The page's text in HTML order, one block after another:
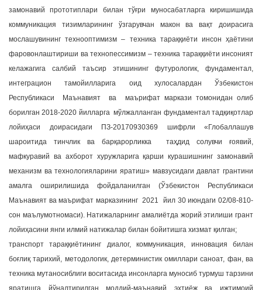
замонавий прототиплари билан тўғри муносабатларга киришишида
коммуникация тизимларининг ўзгарувчан макон ва вақт доирасига
мослашувининг технооптимизм – техника тараққиёти инсон ҳаётини
фаровонлаштириши ва технопессимизм – техника тараққиёти инсоният
келажагига салбий таъсир этишининг футурологик, фундаментал,
интеграцион тамойилларига оид хулосалардан Ўзбекистон
Республикаси Маънавият ва маърифат маркази томонидан олиб
борилган 2018-2020 йилларга мўлжалланган фундаментал тадқиқотлар
лойиҳаси доирасидаги ПЗ-20170930369 шифрли «Глобаллашув
шароитида тинчлик ва барқарорликка таҳдид солувчи ғоявий,
мафкуравий ва ахборот хуружларига қарши курашишнинг замонавий
механизм ва технологияларини яратиш» мавзусидаги давлат грантини
амалга оширилишида фойдаланилган (Ўзбекистон Республикаси
Маънавият ва маърифат марказининг 2021 йил 30 июндаги 02/08-810-
сон маълумотномаси). Натижаларнинг амалиётда жорий этилиши грант
лойиҳасини янги илмий натижалар билан бойитишга хизмат қилган;
транспорт тараққиётининг диалог, коммуникация, инновация билан
боғлиқ тарихий, методологик, детерминистик омиллари саноат, фан, ва
техника мутаносиблиги воситасида инсонларга муносиб турмуш тарзини
яратишга йўналтирилган моддий-маънавий эҳтиёж ва ижтимоий